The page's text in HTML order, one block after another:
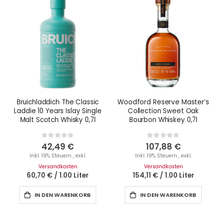
Bruichladdich The Classic
Laddie 10 Years Islay Single
Malt Scotch Whisky 0,7l
Rating:
0%
42,49 €
Inkl. 19% Steuern , exkl.
Versandkosten
60,70 € / 1.00 Liter
IN DEN WARENKORB
Woodford Reserve Master’s
Collection Sweet Oak
Bourbon Whiskey 0,7l
Rating:
0%
107,88 €
Inkl. 19% Steuern , exkl.
Versandkosten
154,11 € / 1.00 Liter
IN DEN WARENKORB